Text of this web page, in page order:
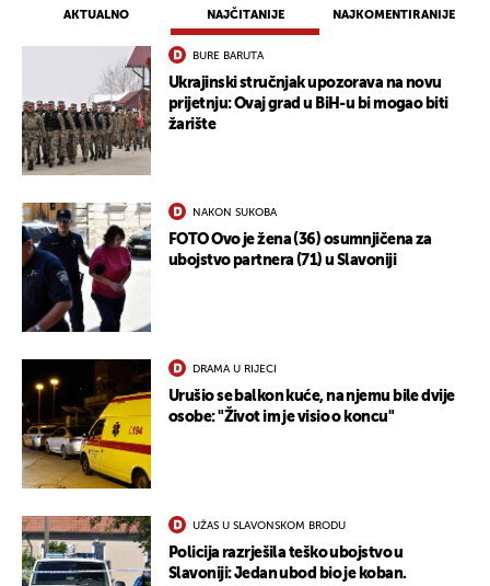
AKTUALNO NAJČITANIJE NAJKOMENTIRANIJE
BURE BARUTA
Ukrajinski stručnjak upozorava na novu
prijetnju: Ovaj grad u BiH-u bi mogao biti
žarište
NAKON SUKOBA
FOTO Ovo je žena (36) osumnjičena za
ubojstvo partnera (71) u Slavoniji
DRAMA U RIJECI
Urušio se balkon kuće, na njemu bile dvije
osobe: "Život im je visio o koncu"
UŽAS U SLAVONSKOM BRODU
Policija razrješila teško ubojstvo u
Slavoniji: Jedan ubod bio je koban.